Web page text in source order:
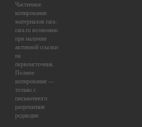
Частичное
копирование
материалов rara-
rara.ru возможно
при наличии
активной ссылки
на
первоисточник.
Полное
копирование —
только с
письменного
разрешения
редакции